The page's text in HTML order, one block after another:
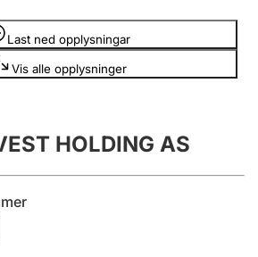
slette
Last ned opplysningar
Vis alle opplysninger
HOLDING AS